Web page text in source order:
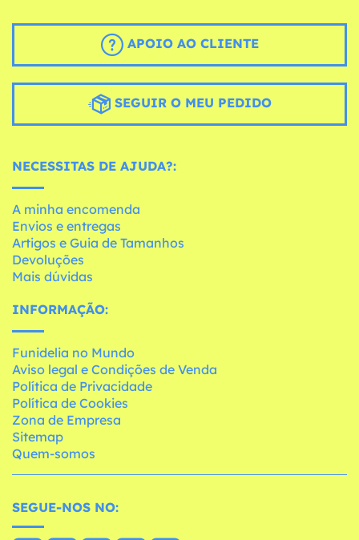
APOIO AO CLIENTE
SEGUIR O MEU PEDIDO
NECESSITAS DE AJUDA?:
A minha encomenda
Envios e entregas
Artigos e Guia de Tamanhos
Devoluções
Mais dúvidas
INFORMAÇÃO:
Funidelia no Mundo
Aviso legal e Condições de Venda
Política de Privacidade
Política de Cookies
Zona de Empresa
Sitemap
Quem-somos
SEGUE-NOS NO: